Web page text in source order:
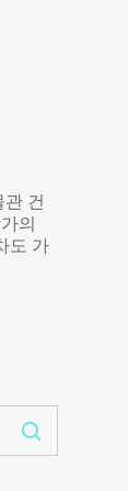
건
의
도 가